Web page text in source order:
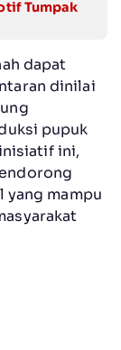
Tumpak
dapat
dinilai
pupuk
ini,
yang mampu